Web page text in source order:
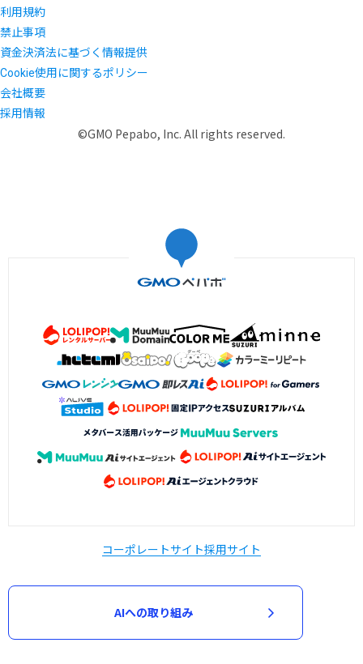
利用規約
禁止事項
資金決済法に基づく情報提供
Cookie使用に関するポリシー
会社概要
採用情報
©GMO Pepabo, Inc. All rights reserved.
コーポレートサイト採用サイト
AIへの取り組み